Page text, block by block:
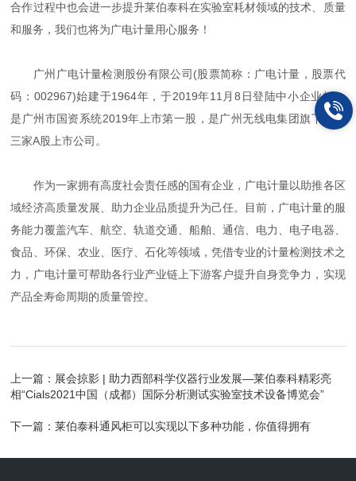
合作过程中也会进一步提升莱伯泰科在实验室耗材领域的技术、质量
和服务，我们也将为广电计量用心服务！
广州广电计量检测股份有限公司(股票简称：广电计量，股票代
码：002967)始建于1964年，于2019年11月8日登陆中小企业板，
是广州市国资系统2019年上市第一股，是广州无线电集团旗下的第
三家A股上市公司。
作为一家拥有高度社会责任感的国有企业，广电计量以助推各区
域经济高质量发展、助力企业品质提升为己任。目前，广电计量的服
务能力覆盖汽车、航空、轨道交通、船舶、通信、电力、电子电器、
食品、环保、农业、医疗、石化等领域，凭借专业的计量检测技术之
力，广电计量可帮助各行业产业链上下游客户提升自身竞争力，实现
产品全寿命周期的质量管控。
上一篇： 展会掠影 | 助力西部科学仪器行业发展—莱伯泰科精彩亮
相“Cials2021中国（成都）国际分析测试实验室技术设备博览会”
下一篇：莱伯泰科通风柜可以实现以下多种功能，你值得拥有